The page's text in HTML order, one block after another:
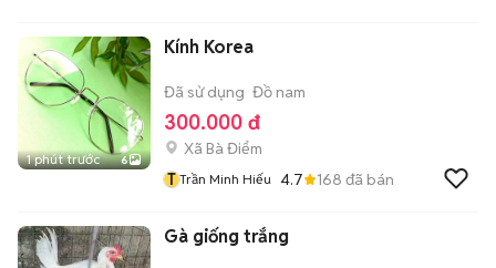
1 phút trước 6
Kính Korea
Đã sử dụng Đồ nam
300.000 đ
Xã Bà Điểm
T Trần Minh Hiếu 4.7 168 đã bán
Gà giống trắng